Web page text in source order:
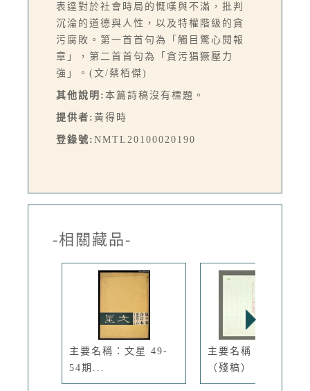
表達對於社會時局的慨嘆與不滿，批判
沉淪的道德與人性，以及特權階級的貪
污腐敗。第一首首句為「觸目驚心閱報
章」，第二首首句為「貪污猖獗壓力
強」。(文/蔡栢傑)
其他說明: 本篇詩稿沒有標題。
提供者: 黃得時
登錄號: NMTL20100020190
-相關藏品-
主要名稱：文星 49-
54期...
主要名稱：政治掛帥
（殘稿）